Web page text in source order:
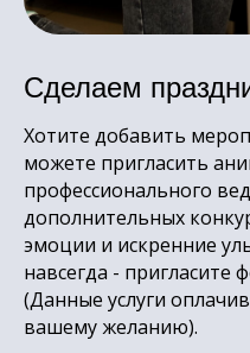
Сделаем
Хотите добавить
можете пригласить
профессионального
дополнительных
эмоции и искренние
навсегда - пригласите
(Данные услуги
вашему желанию).